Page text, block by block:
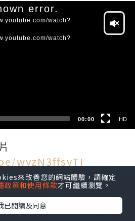
error.
watch?
watch?
00:00 HD
wvzN3ffsyTI
一次咁大把,拍左條片係
來改善您的網站體驗，請確定
政策和使用條款才可繼續瀏覽。
已閱讀及同意